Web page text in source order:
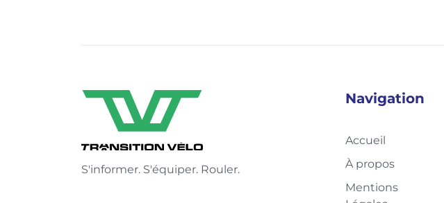
S'informer. S'équiper. Rouler.
Navigation
Accueil
À propos
Mentions